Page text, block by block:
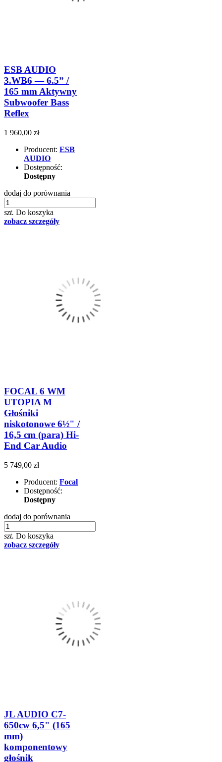
ESB AUDIO
3.WB6 — 6.5” /
165 mm Aktywny
Subwoofer Bass
Reflex
1 960,00 zł
Producent: ESB
AUDIO
Dostępność:
Dostępny
dodaj do porównania
szt. Do koszyka
zobacz szczegóły
FOCAL 6 WM
UTOPIA M
Głośniki
niskotonowe 6½" /
16,5 cm (para) Hi-
End Car Audio
5 749,00 zł
Producent: Focal
Dostępność:
Dostępny
dodaj do porównania
szt. Do koszyka
zobacz szczegóły
JL AUDIO C7-
650cw 6,5" (165
mm)
komponentowy
głośnik